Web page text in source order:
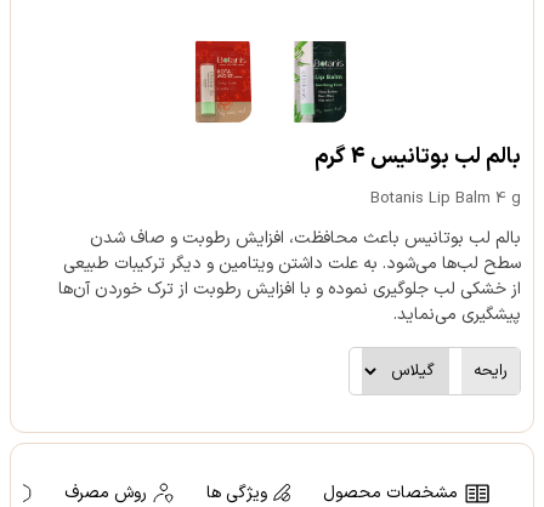
بالم لب بوتانیس 4 گرم
Botanis Lip Balm 4 g
بالم لب بوتانیس باعث محافظت، افزایش رطوبت و صاف شدن
سطح لب‌ها می‌شود. به علت داشتن ویتامین و دیگر ترکیبات طبیعی
از خشکی لب جلوگیری نموده و با افزایش رطوبت از ترک خوردن آن‌ها
پیشگیری می‌نماید.
رایحه
مشخصات محصول ویژگی ها روش مصرف